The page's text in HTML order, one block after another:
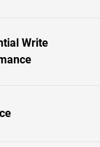
Write